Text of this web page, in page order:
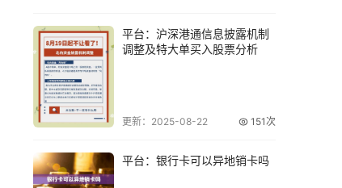
平台：沪深港通信息披露机制
调整及特大单买入股票分析
更新：2025-08-22 151次
平台：银行卡可以异地销卡吗